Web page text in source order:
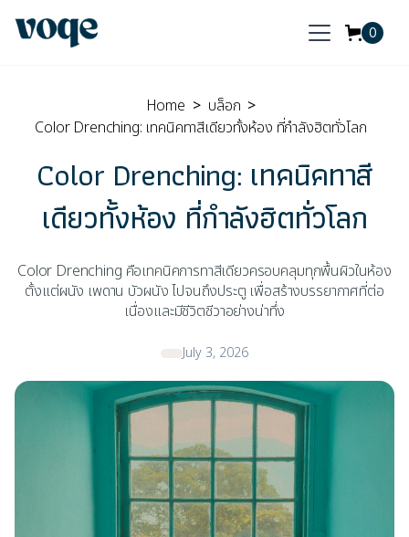
0
Home > บล็อก >
Color Drenching: เทคนิคทาสีเดียวทั้งห้อง ที่กำลังฮิตทั่วโลก
Color Drenching: เทคนิคทาสี
เดียวทั้งห้อง ที่กำลังฮิตทั่วโลก
Color Drenching คือเทคนิคการทาสีเดียวครอบคลุมทุกพื้นผิวในห้อง
ตั้งแต่ผนัง เพดาน บัวผนัง ไปจนถึงประตู เพื่อสร้างบรรยากาศที่ต่อ
เนื่องและมีชีวิตชีวาอย่างน่าทึ่ง
July 3, 2026